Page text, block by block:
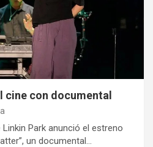
cine con documental
Park anunció el estreno
un documental…